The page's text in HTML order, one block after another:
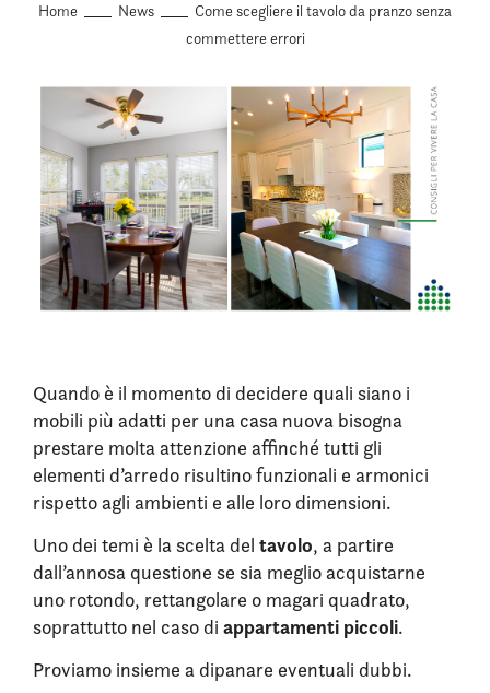
Home News
Come scegliere il tavolo da pranzo senza
commettere errori
Quando è il momento di decidere quali siano i
mobili più adatti per una casa nuova bisogna
prestare molta attenzione affinché tutti gli
elementi d’arredo risultino funzionali e armonici
rispetto agli ambienti e alle loro dimensioni.
Uno dei temi è la scelta del tavolo, a partire
dall’annosa questione se sia meglio acquistarne
uno rotondo, rettangolare o magari quadrato,
soprattutto nel caso di appartamenti piccoli.
Proviamo insieme a dipanare eventuali dubbi.